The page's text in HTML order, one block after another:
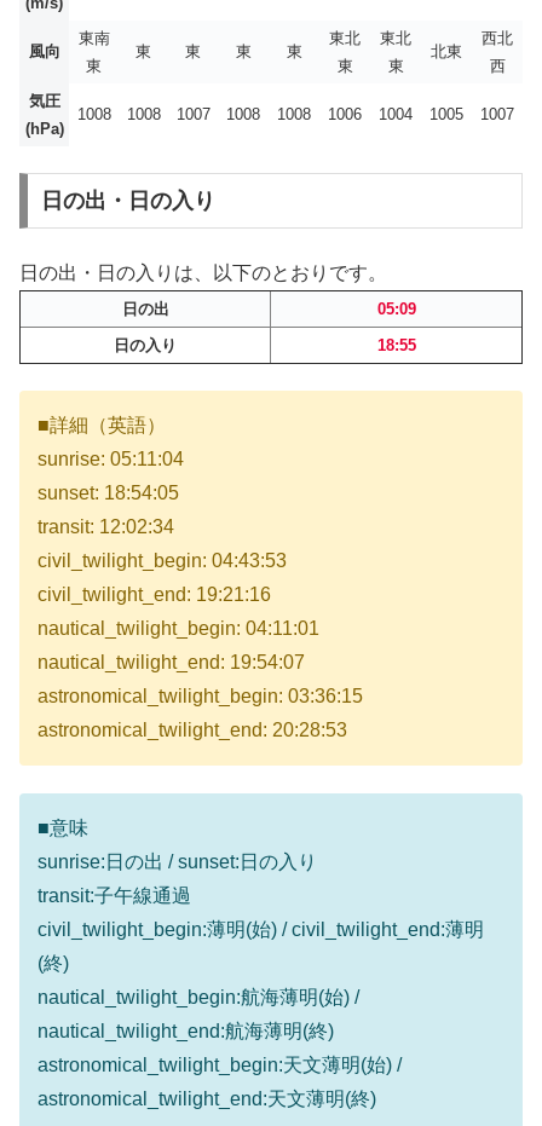
風向
東南
東
東 東 東 東
東北
東
東北
東
北東
西北
西
気圧
(hPa)
1008 1008 1007 1008 1008 1006 1004 1005 1007
日の出・日の入り
日の出・日の入りは、以下のとおりです。
日の出
05:09
日の入り
18:55
■詳細（英語）
sunrise: 05:11:04
sunset: 18:54:05
transit: 12:02:34
civil_twilight_begin: 04:43:53
civil_twilight_end: 19:21:16
nautical_twilight_begin: 04:11:01
nautical_twilight_end: 19:54:07
astronomical_twilight_begin: 03:36:15
astronomical_twilight_end: 20:28:53
■意味
sunrise:日の出 / sunset:日の入り
transit:子午線通過
civil_twilight_begin:薄明(始) / civil_twilight_end:薄明
(終)
nautical_twilight_begin:航海薄明(始) /
nautical_twilight_end:航海薄明(終)
astronomical_twilight_begin:天文薄明(始) /
astronomical_twilight_end:天文薄明(終)